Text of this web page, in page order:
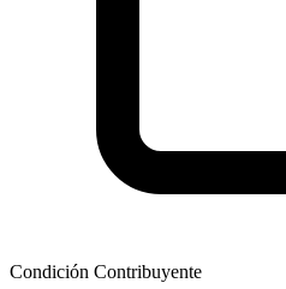
Condición Contribuyente